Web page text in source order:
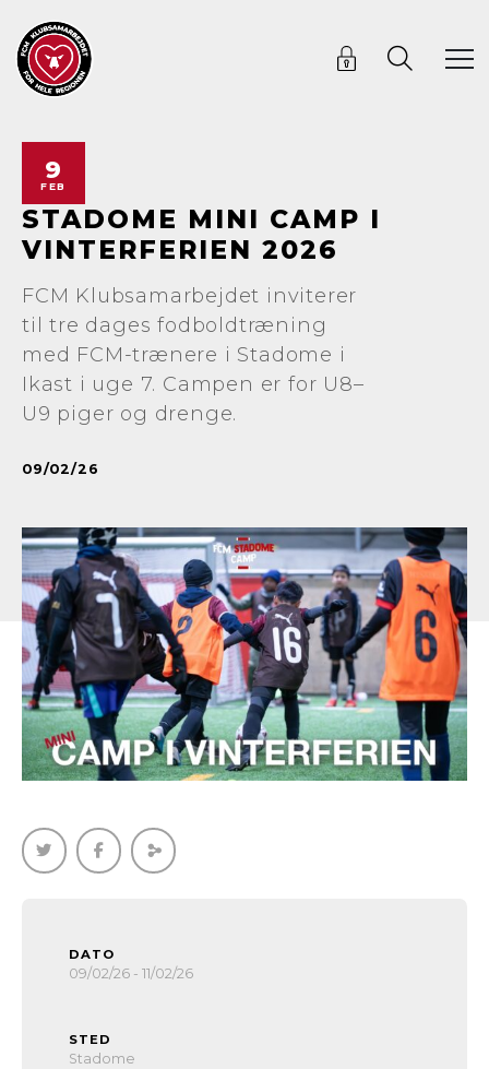
9
FEB
STADOME MINI CAMP I
VINTERFERIEN 2026
FCM Klubsamarbejdet inviterer
til tre dages fodboldtræning
med FCM-trænere i Stadome i
Ikast i uge 7. Campen er for U8–
U9 piger og drenge.
09/02/26
DATO
09/02/26 - 11/02/26
STED
Stadome